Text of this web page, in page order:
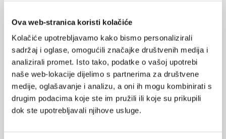
Ova web-stranica koristi kolačiće
Kolačiće upotrebljavamo kako bismo personalizirali
sadržaj i oglase, omogućili značajke društvenih medija i
analizirali promet. Isto tako, podatke o vašoj upotrebi
naše web-lokacije dijelimo s partnerima za društvene
medije, oglašavanje i analizu, a oni ih mogu kombinirati s
drugim podacima koje ste im pružili ili koje su prikupili
dok ste upotrebljavali njihove usluge.
hzzo cijene usluge
smanjenje usluga
POVRATAK
NA VRH